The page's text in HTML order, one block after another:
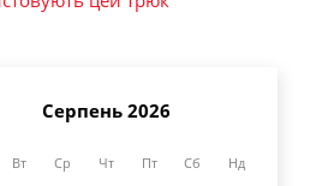
Серпень 2026
Вт Ср Чт Пт Сб Нд